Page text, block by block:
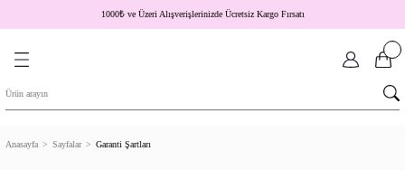
1000₺ve Üzeri Alışverişlerinizde Ücretsiz Kargo Fırsatı
Anasayfa Sayfalar Garanti Şartları